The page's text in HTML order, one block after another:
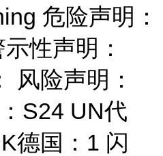
危险声明：
性声明：
风险声明：
S24 UN代
德国：1 闪